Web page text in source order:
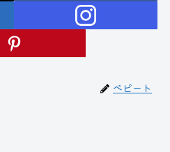
ぺピート